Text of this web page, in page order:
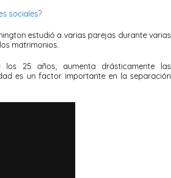
sociales?
estudió a varias parejas durante varias
matrimonios.
25 años, aumenta drásticamente las
es un factor importante en la separación